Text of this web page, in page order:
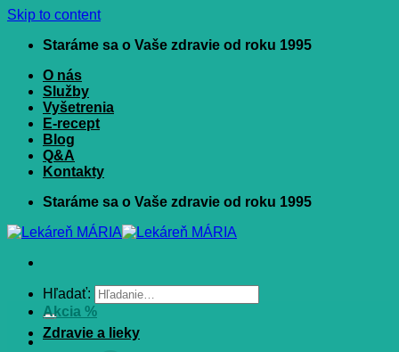
Skip to content
Staráme sa o Vaše zdravie od roku 1995
O nás
Služby
Vyšetrenia
E-recept
Blog
Q&A
Kontakty
Staráme sa o Vaše zdravie od roku 1995
Hľadať:
Akcia %
Zdravie a lieky